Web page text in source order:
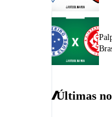
Últimas